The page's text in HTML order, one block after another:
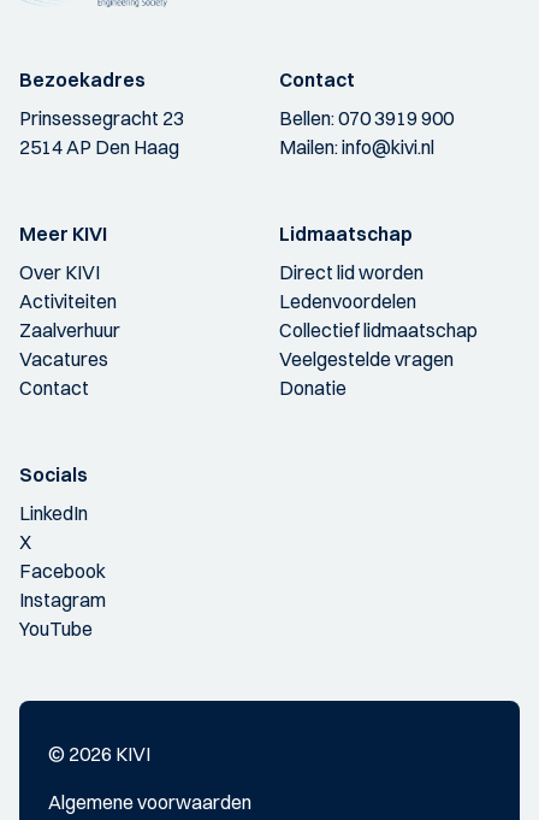
Bezoekadres
Prinsessegracht 23
2514 AP Den Haag
Contact
Bellen:070 3919 900
Mailen:info@kivi.nl
Meer KIVI
Over KIVI
Activiteiten
Zaalverhuur
Vacatures
Contact
Lidmaatschap
Direct lid worden
Ledenvoordelen
Collectief lidmaatschap
Veelgestelde vragen
Donatie
Socials
LinkedIn
X
Facebook
Instagram
YouTube
© 2026 KIVI
Algemene voorwaarden